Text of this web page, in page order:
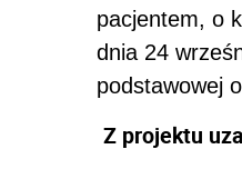
pacjentem, o
dnia 24
podstawowej
Z projektu